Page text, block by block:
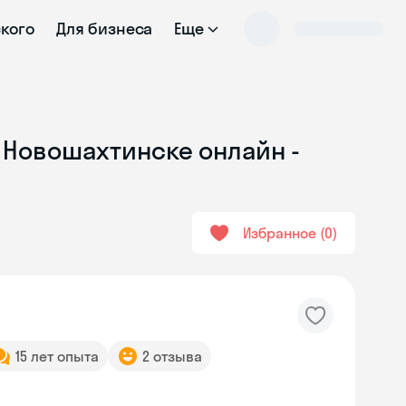
Для бизнеса Еще
онлайн -
Избранное 0
15 лет опыта 2 отзыва